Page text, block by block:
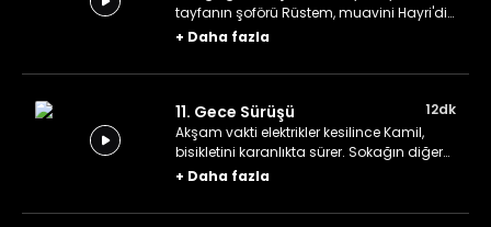
tayfanın şoförü Rüstem, muavini Hayri'dir.
Tayfa bazı sorunlar yaşayınca servis
verilir.
+ Daha fazla
11. Gece Sürüşü
12dk
Akşam vakti elektrikler kesilince Kamil,
bisikletini karanlıkta sürer. Sokağın diğer
ucunda ışıklar saçan, garip bir silüet fark
+ Daha fazla